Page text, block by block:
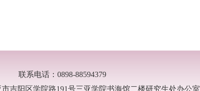
联系电话：0898-88594379
吉阳区学院路191号三亚学院书海馆二楼研究生处办公室